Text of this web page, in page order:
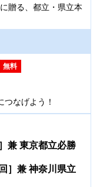
贈る、都立・県立本
無料
なげよう！
兼 東京都立必勝
］兼 神奈川県立